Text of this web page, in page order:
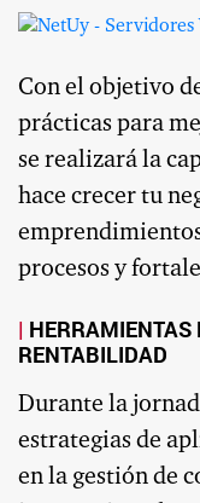
Con el objetivo
prácticas para
se realizará la
hace crecer tu
procesos y
RENTABILIDAD
Durante la
estrategias de
en la gestión de